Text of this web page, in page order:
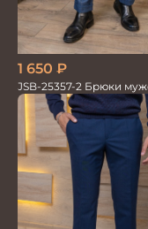
1 650 ₽
JSB-25357-2 Брюки